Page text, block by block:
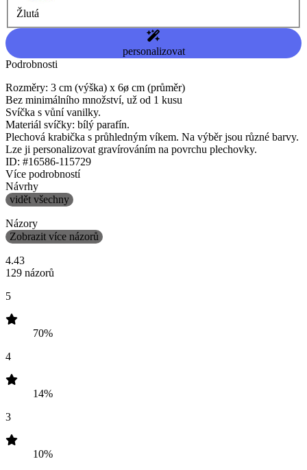
Žlutá
personalizovat
Podrobnosti
Rozměry: 3 cm (výška) x 6ø cm (průměr)
Bez minimálního množství, už od 1 kusu
Svíčka s vůní vanilky.
Materiál svíčky: bílý parafín.
Plechová krabička s průhledným víkem. Na výběr jsou různé barvy.
Lze ji personalizovat gravírováním na povrchu plechovky.
ID: #16586-115729
Více podrobností
Návrhy
vidět všechny
Názory
Zobrazit více názorů
4.43
129 názorů
5
70%
4
14%
3
10%